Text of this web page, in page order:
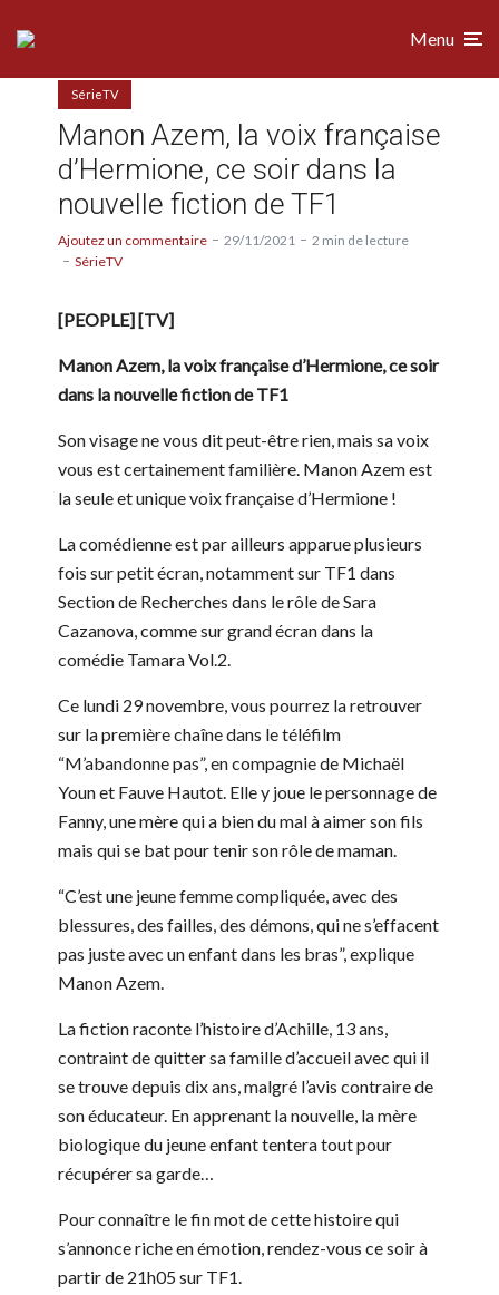
Menu
SérieTV
Manon Azem, la voix française
d’Hermione, ce soir dans la
nouvelle fiction de TF1
Ajoutez un commentaire 29/11/2021
2 min de lecture
SérieTV
[PEOPLE] [TV]
Manon Azem, la voix française d’Hermione, ce soir
dans la nouvelle fiction de TF1
Son visage ne vous dit peut-être rien, mais sa voix
vous est certainement familière. Manon Azem est
la seule et unique voix française d’Hermione !
La comédienne est par ailleurs apparue plusieurs
fois sur petit écran, notamment sur TF1 dans
Section de Recherches dans le rôle de Sara
Cazanova, comme sur grand écran dans la
comédie Tamara Vol.2.
Ce lundi 29 novembre, vous pourrez la retrouver
sur la première chaîne dans le téléfilm
“M’abandonne pas”, en compagnie de Michaël
Youn et Fauve Hautot. Elle y joue le personnage de
Fanny, une mère qui a bien du mal à aimer son fils
mais qui se bat pour tenir son rôle de maman.
“C’est une jeune femme compliquée, avec des
blessures, des failles, des démons, qui ne s’effacent
pas juste avec un enfant dans les bras”, explique
Manon Azem.
La fiction raconte l’histoire d’Achille, 13 ans,
contraint de quitter sa famille d’accueil avec qui il
se trouve depuis dix ans, malgré l’avis contraire de
son éducateur. En apprenant la nouvelle, la mère
biologique du jeune enfant tentera tout pour
récupérer sa garde…
Pour connaître le fin mot de cette histoire qui
s’annonce riche en émotion, rendez-vous ce soir à
partir de 21h05 sur TF1.